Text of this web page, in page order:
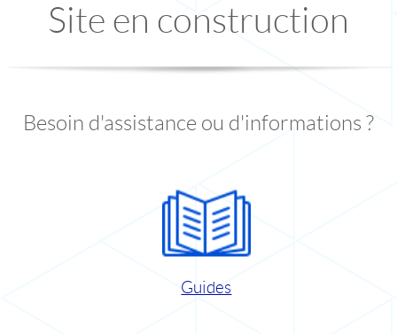
Site en construction
Besoin d'assistance ou d'informations ?
Guides